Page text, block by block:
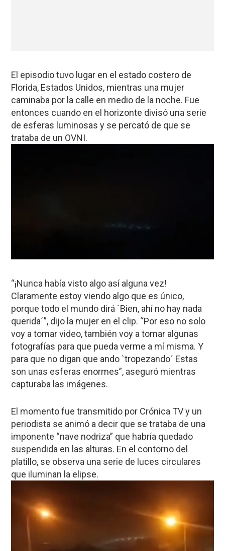
El episodio tuvo lugar en el estado costero de
Florida, Estados Unidos, mientras una mujer
caminaba por la calle en medio de la noche. Fue
entonces cuando en el horizonte divisó una serie
de esferas luminosas y se percató de que se
trataba de un OVNI.
“¡Nunca había visto algo así alguna vez!
Claramente estoy viendo algo que es único,
porque todo el mundo dirá `Bien, ahí no hay nada
querida´”, dijo la mujer en el clip. “Por eso no solo
voy a tomar video, también voy a tomar algunas
fotografías para que pueda verme a mí misma. Y
para que no digan que ando `tropezando´ Estas
son unas esferas enormes”, aseguró mientras
capturaba las imágenes.
El momento fue transmitido por Crónica TV y un
periodista se animó a decir que se trataba de una
imponente “nave nodriza” que habría quedado
suspendida en las alturas. En el contorno del
platillo, se observa una serie de luces circulares
que iluminan la elipse.